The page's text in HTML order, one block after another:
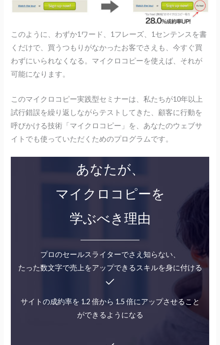
このように、わずか1ワード、1フレーズ、1センテンスを書
くだけで、買うつもりがなかったお客でさえも、今すぐ買
わずにいられなくなる。マイクロコピーを使えば、それが
可能になります。
このマイクロコピー実践型セミナーは、私たちが10年以上
試行錯誤を繰り返しながらテストしてきた、顧客に行動を
呼びかける技術「マイクロコピー」を、あなたのウェブサ
イトでも使っていただくためのプログラムです。
あなたが、
マイクロコピーを
学ぶべき理由
プロのセールスライターでさえ知らない、
たった数文字で売上をアップできるスキルを身に付ける
サイトの成約率を 1.2 倍から 1.5 倍にアップさせること
ができるようになる